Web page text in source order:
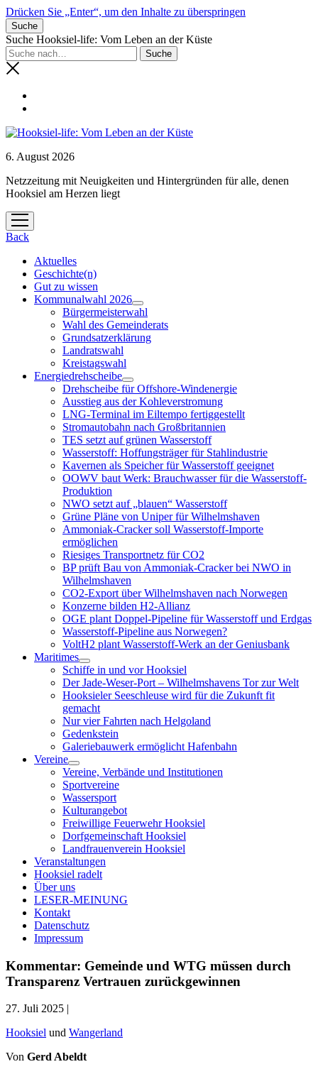
Drücken Sie „Enter“, um den Inhalte zu überspringen
Suche
Suche Hooksiel-life: Vom Leben an der Küste
6. August 2026
Netzzeitung mit Neuigkeiten und Hintergründen für alle, denen
Hooksiel am Herzen liegt
Menü
öffnen
Back
Aktuelles
Geschichte(n)
Gut zu wissen
Kommunalwahl 2026
Menü
öffnen
Bürgermeisterwahl
Wahl des Gemeinderats
Grundsatzerklärung
Landratswahl
Kreistagswahl
Energiedrehscheibe
Menü
öffnen
Drehscheibe für Offshore-Windenergie
Ausstieg aus der Kohleverstromung
LNG-Terminal im Eiltempo fertiggestellt
Stromautobahn nach Großbritannien
TES setzt auf grünen Wasserstoff
Wasserstoff: Hoffungsträger für Stahlindustrie
Kavernen als Speicher für Wasserstoff geeignet
OOWV baut Werk: Brauchwasser für die Wasserstoff-
Produktion
NWO setzt auf „blauen“ Wasserstoff
Grüne Pläne von Uniper für Wilhelmshaven
Ammoniak-Cracker soll Wasserstoff-Importe
ermöglichen
Riesiges Transportnetz für CO2
BP prüft Bau von Ammoniak-Cracker bei NWO in
Wilhelmshaven
CO2-Export über Wilhelmshaven nach Norwegen
Konzerne bilden H2-Allianz
OGE plant Doppel-Pipeline für Wasserstoff und Erdgas
Wasserstoff-Pipeline aus Norwegen?
VoltH2 plant Wasserstoff-Werk an der Geniusbank
Maritimes
Menü
öffnen
Schiffe in und vor Hooksiel
Der Jade-Weser-Port – Wilhelmshavens Tor zur Welt
Hooksieler Seeschleuse wird für die Zukunft fit
gemacht
Nur vier Fahrten nach Helgoland
Gedenkstein
Galeriebauwerk ermöglicht Hafenbahn
Vereine
Menü
öffnen
Vereine, Verbände und Institutionen
Sportvereine
Wassersport
Kulturangebot
Freiwillige Feuerwehr Hooksiel
Dorfgemeinschaft Hooksiel
Landfrauenverein Hooksiel
Veranstaltungen
Hooksiel radelt
Über uns
LESER-MEINUNG
Kontakt
Datenschutz
Impressum
Kommentar: Gemeinde und WTG müssen durch
Transparenz Vertrauen zurückgewinnen
27. Juli 2025 |
Hooksiel und Wangerland
Von Gerd Abeldt